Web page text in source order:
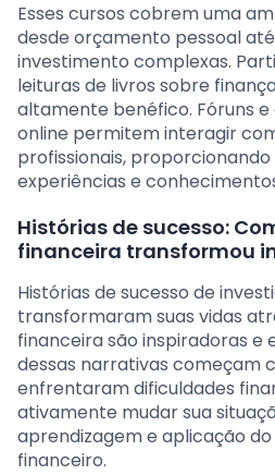
Esses cursos cobrem uma
desde orçamento pessoal
investimento complexas.
leituras de livros sobre
altamente benéfico. Fóruns e
online permitem interagir
profissionais,
experiências e
Histórias de sucesso:
financeira transformou
Histórias de sucesso de
transformaram suas vidas
financeira são inspiradoras e
dessas narrativas começam
enfrentaram dificuldades
ativamente mudar sua
aprendizagem e aplicação
financeiro.